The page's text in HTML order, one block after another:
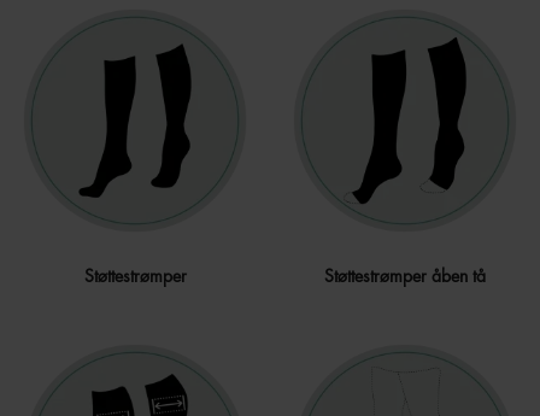
Støttestrømper Støttestrømper åben tå